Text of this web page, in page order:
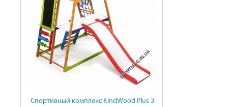
Cпортивный комплекс KindWood Plus 3